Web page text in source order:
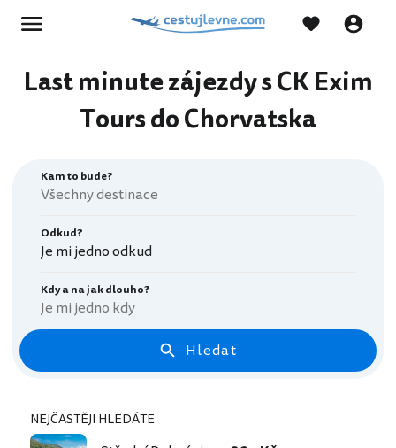
Last minute zájezdy s CK Exim
Tours do Chorvatska
Kam to bude?
Odkud?
Je mi jedno odkud
Kdy a na jak dlouho?
Je mi jedno kdy
Hledat
NEJČASTĚJI HLEDÁTE